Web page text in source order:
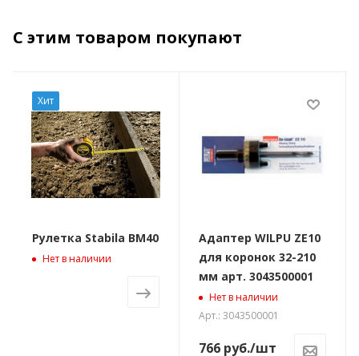
С этим товаром покупают
Хит
Рулетка Stabila BM40
Нет в наличии
Адаптер WILPU ZE10
для коронок 32-210
мм арт. 3043500001
Нет в наличии
Арт.: 3043500001
766 руб./шт